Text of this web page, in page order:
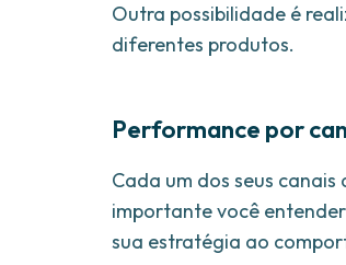
Outra possibilidade é
diferentes produtos.
Performance por
Cada um dos seus
importante você
sua estratégia ao